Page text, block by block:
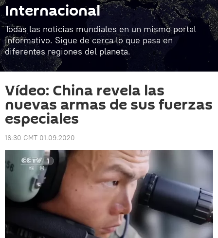
Internacional
Todas las noticias mundiales en un mismo portal
informativo. Sigue de cerca lo que pasa en
diferentes regiones del planeta.
Vídeo: China revela las
nuevas armas de sus fuerzas
especiales
16:30 GMT 01.09.2020